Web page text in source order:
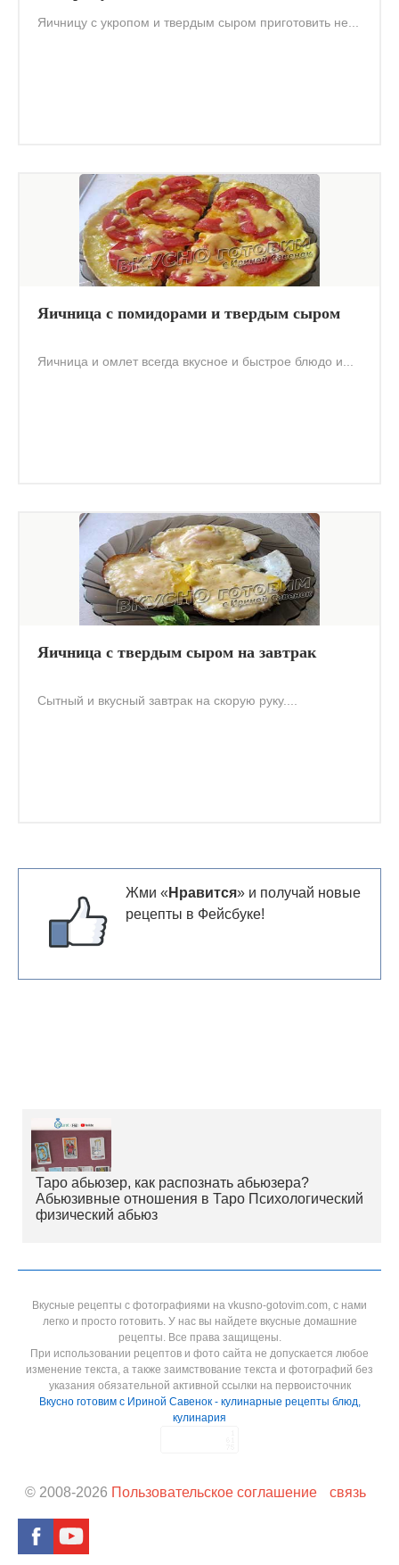
Яичницу с укропом и твердым сыром приготовить не...
Яичница с помидорами и твердым сыром
Яичница и омлет всегда вкусное и быстрое блюдо и...
Яичница с твердым сыром на завтрак
Сытный и вкусный завтрак на скорую руку....
Жми « Нравится» и получай новые
рецепты в Фейсбуке!
Таро абьюзер, как распознать абьюзера?
Абьюзивные отношения в Таро Психологический
физический абьюз
Вкусные рецепты с фотографиями на vkusno-gotovim.com, с нами
легко и просто готовить. У нас вы найдете вкусные домашние
рецепты. Все права защищены.
При использовании рецептов и фото сайта не допускается любое
изменение текста, а также заимствование текста и фотографий без
указания обязательной активной ссылки на первоисточник
Вкусно готовим с Ириной Савенок - кулинарные рецепты блюд,
кулинария
© 2008-2026 Пользовательское соглашение связь